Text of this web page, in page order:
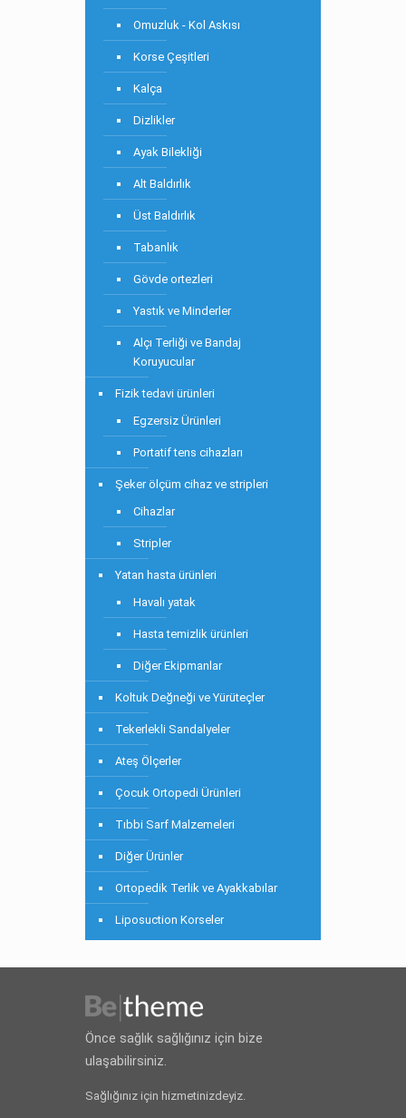
Omuzluk - Kol Askısı
Korse Çeşitleri
Kalça
Dizlikler
Ayak Bilekliği
Alt Baldırlık
Üst Baldırlık
Tabanlık
Gövde ortezleri
Yastık ve Minderler
Alçı Terliği ve Bandaj
Koruyucular
Fizik tedavi ürünleri
Egzersiz Ürünleri
Portatif tens cihazları
Şeker ölçüm cihaz ve stripleri
Cihazlar
Stripler
Yatan hasta ürünleri
Havalı yatak
Hasta temizlik ürünleri
Diğer Ekipmanlar
Koltuk Değneği ve Yürüteçler
Tekerlekli Sandalyeler
Ateş Ölçerler
Çocuk Ortopedi Ürünleri
Tıbbi Sarf Malzemeleri
Diğer Ürünler
Ortopedik Terlik ve Ayakkabılar
Liposuction Korseler
Önce sağlık sağlığınız için bize
ulaşabilirsiniz.
Sağlığınız için hizmetinizdeyiz.